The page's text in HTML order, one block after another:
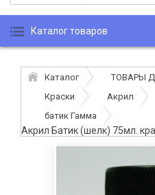
Каталог товаров
Каталог
ТОВАРЫ
Краски
Акрил
батик Гамма
Акрил Батик (шелк) 75мл.